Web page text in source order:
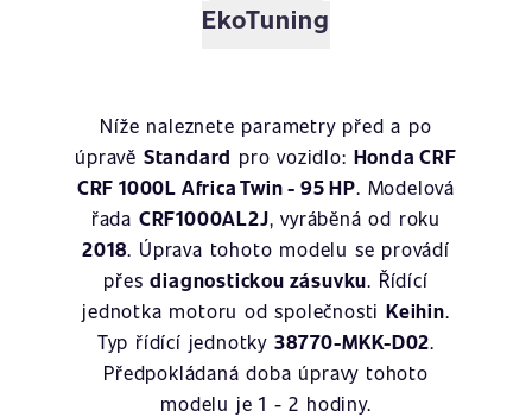
EkoTuning
Níže naleznete parametry před a po
úpravě Standard pro vozidlo: Honda CRF
CRF 1000L Africa Twin - 95 HP. Modelová
řada CRF1000AL2J, vyráběná od roku
2018. Úprava tohoto modelu se provádí
přesdiagnostickou zásuvku. Řídící
jednotka motoru od společnostiKeihin.
Typ řídící jednotky 38770-MKK-D02.
Předpokládaná doba úpravy tohoto
modelu je 1 - 2 hodiny.